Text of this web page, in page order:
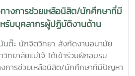
างการช่วยเหลือนิสิต/นักศึกษาที่มี
รับบุคลากรผู้ปฏิบัติงานด้าน
กจิตวิทยา สังกัดงานอนามัย
ยาลัยแม่โจ้ ได้เข้าร่วมฝึกอบรม
การช่วยเหลือนิสิต/นักศึกษาที่มีปัญหา